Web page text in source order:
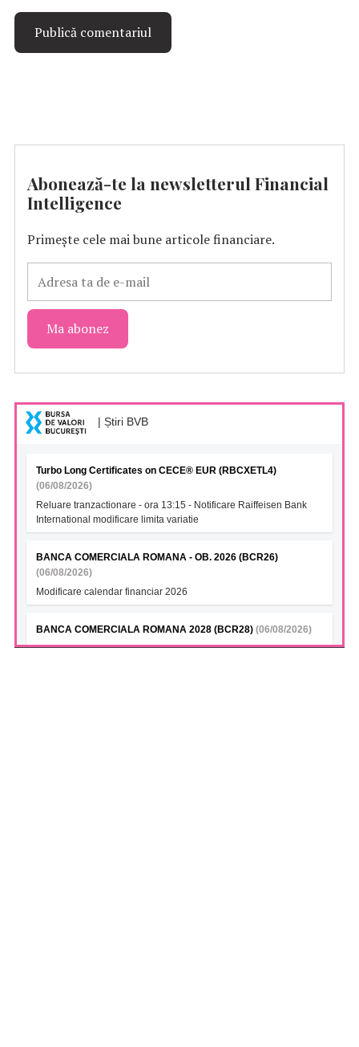
Abonează-te la newsletterul Financial
Intelligence
Primește cele mai bune articole financiare.
| Știri BVB
Turbo Long Certificates on CECE® EUR (RBCXETL4)
(06/08/2026)
Reluare tranzactionare - ora 13:15 - Notificare Raiffeisen Bank
International modificare limita variatie
BANCA COMERCIALA ROMANA - OB. 2026 (BCR26)
(06/08/2026)
Modificare calendar financiar 2026
BANCA COMERCIALA ROMANA 2028 (BCR28) (06/08/2026)
Modificare calendar financiar 2026